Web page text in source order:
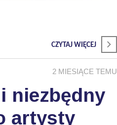
CZYTAJ WIĘCEJ
2 MIESIĄCE TEMU
niezbędny
artysty